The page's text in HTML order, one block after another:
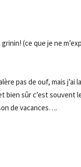
(ce que je ne
pas de ouf, mais
bien sûr c’est
de vacances….